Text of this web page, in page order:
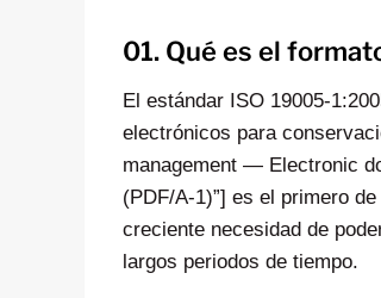
01. Qué es el
El estándar ISO 19005-
electrónicos para
management — Electronic
(PDF/A-1)”] es el primero
creciente necesidad de
largos periodos de tiempo.